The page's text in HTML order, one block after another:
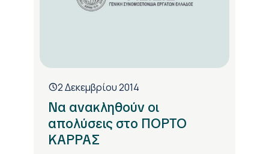
2 Δεκεμβρίου 2014
Να ανακληθούν οι
απολύσεις στο ΠΟΡΤΟ
ΚΑΡΡΑΣ